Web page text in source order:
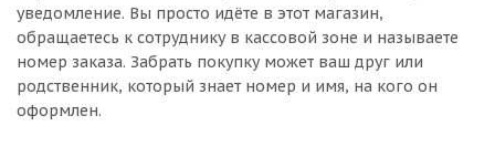
уведомление. Вы просто идёте в этот магазин,
обращаетесь к сотруднику в кассовой зоне и называете
номер заказа. Забрать покупку может ваш друг или
родственник, который знает номер и имя, на кого он
оформлен.